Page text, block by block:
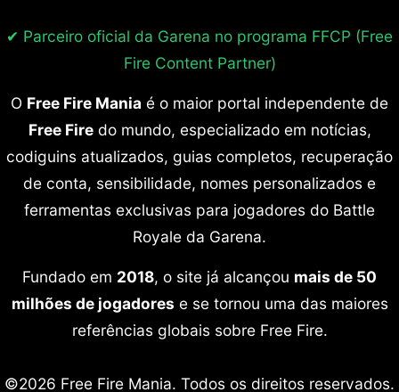
✔ Parceiro oficial da Garena no programa FFCP (Free
Fire Content Partner)
O Free Fire Mania é o maior portal independente de
Free Firedo mundo, especializado em notícias,
codiguins atualizados, guias completos, recuperação
de conta, sensibilidade, nomes personalizados e
ferramentas exclusivas para jogadores do Battle
Royale da Garena.
Fundado em 2018, o site já alcançou mais de 50
milhões de jogadores e se tornou uma das maiores
referências globais sobre Free Fire.
©2026 Free Fire Mania. Todos os direitos reservados.